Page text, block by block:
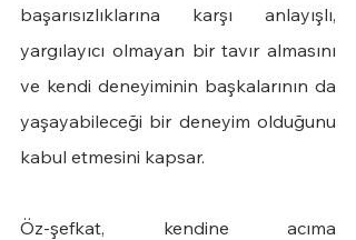
başarısızlıklarına karşı anlayışlı,
yargılayıcı olmayan bir tavır almasını
ve kendi deneyiminin başkalarının da
yaşayabileceği bir deneyim olduğunu
kabul etmesini kapsar.
Öz-şefkat, kendine acıma